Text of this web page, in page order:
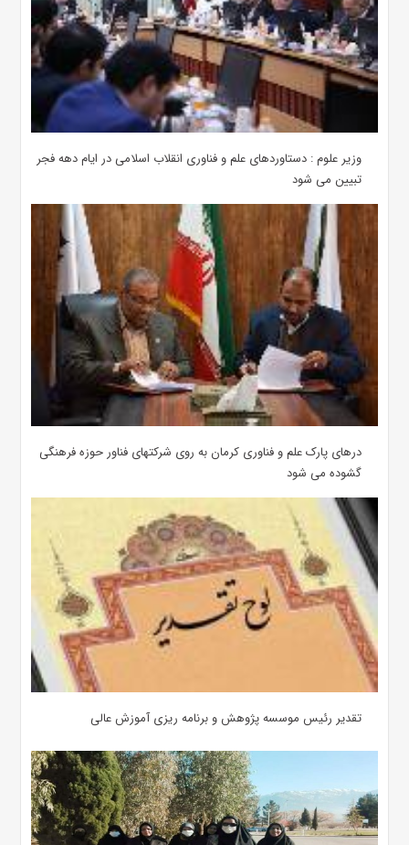
وزیر علوم : دستاوردهای علم و فناوری انقلاب اسلامی در ایام دهه فجر
تبیین می شود
درهای پارک علم و فناوری کرمان به روی شرکتهای فناور حوزه فرهنگی
گشوده می شود
تقدیر رئیس موسسه پژوهش و برنامه ریزی آموزش عالی